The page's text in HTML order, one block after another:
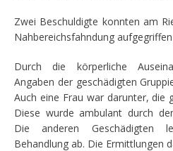
Zwei Beschuldigte konnten am
Nahbereichsfahndung
Durch die körperliche
Angaben der geschädigten
Auch eine Frau war darunter, die
Diese wurde ambulant durch
Die anderen Geschädigten
Behandlung ab. Die Ermittlungen